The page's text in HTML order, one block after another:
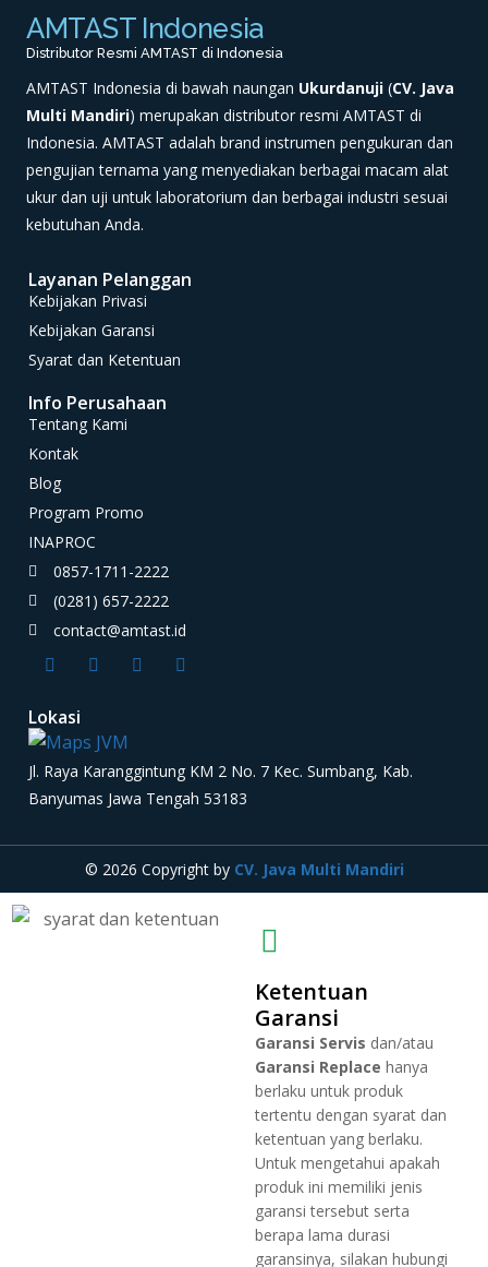
AMTAST Indonesia
Distributor Resmi AMTAST di Indonesia
AMTAST Indonesia di bawah naungan Ukurdanuji (CV. Java
Multi Mandiri) merupakan distributor resmi AMTAST di
Indonesia. AMTAST adalah brand instrumen pengukuran dan
pengujian ternama yang menyediakan berbagai macam alat
ukur dan uji untuk laboratorium dan berbagai industri sesuai
kebutuhan Anda.
Layanan Pelanggan
Kebijakan Privasi
Kebijakan Garansi
Syarat dan Ketentuan
Info Perusahaan
Tentang Kami
Kontak
Blog
Program Promo
INAPROC
0857-1711-2222
(0281) 657-2222
contact@amtast.id
Lokasi
Jl. Raya Karanggintung KM 2 No. 7 Kec. Sumbang, Kab.
Banyumas Jawa Tengah 53183
© 2026 Copyright by CV. Java Multi Mandiri
Ketentuan
Garansi
Garansi Servis dan/atau
Garansi Replace hanya
berlaku untuk produk
tertentu dengan syarat dan
ketentuan yang berlaku.
Untuk mengetahui apakah
produk ini memiliki jenis
garansi tersebut serta
berapa lama durasi
garansinya, silakan hubungi